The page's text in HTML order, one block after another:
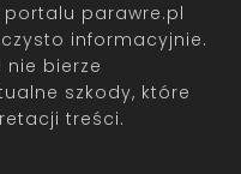
parawre.pl
informacyjnie.
nie bierze
szkody, które
treści.